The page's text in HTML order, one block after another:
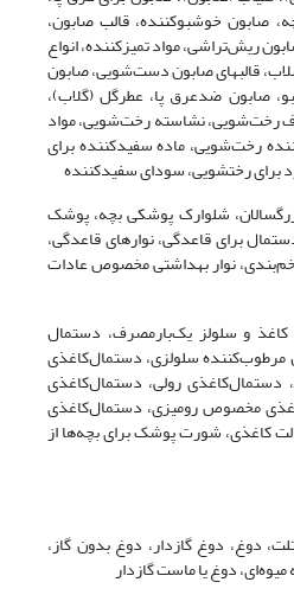
صابون خوشبوکننده، قالب صابون،
ریش‌تراشی، مواد تمیز‌کننده، انواع
قالبهای صابون دست‌شویی، صابون
صابون ضدعرق پا، عطرگل (گلاب)،
رخت‌شویی، نشاسته رخت‌شویی، مواد
رخت‌شویی، ماده سفید‌کننده برای
برای رختشویی، سودای سفیدکننده
شلوارک پوشکی بچه، پوشک
برای قاعدگی، نوارهای قاعدگی،
نوار بهداشتی مخصوص عادات
کاغذ و سلولز یک‌بارمصرف، دستمال
سلولزی، دستمال‌کاغذی
دستمال‌کاغذی رولی، دستمال‌کاغذی
مخصوص رومیزی، دستمال‌کاغذی
کاغذی، شورت پوشک برای بچه‌ها از
کتلت، دوغ، دوغ گازدار، دوغ بدون گاز،
دوغ یا ماست گازدار